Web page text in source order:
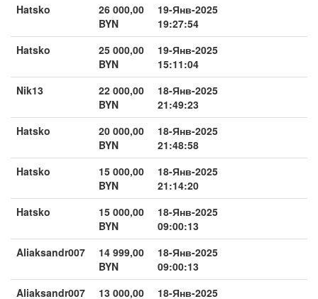
Hatsko
26 000,00
BYN
19-Янв-2025
19:27:54
Hatsko
25 000,00
BYN
19-Янв-2025
15:11:04
Nik13
22 000,00
BYN
18-Янв-2025
21:49:23
Hatsko
20 000,00
BYN
18-Янв-2025
21:48:58
Hatsko
15 000,00
BYN
18-Янв-2025
21:14:20
Hatsko
15 000,00
BYN
18-Янв-2025
09:00:13
Aliaksandr007
14 999,00
BYN
18-Янв-2025
09:00:13
Aliaksandr007
13 000,00 18-Янв-2025